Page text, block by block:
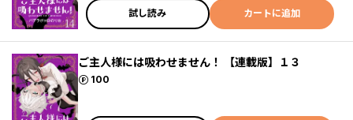
試し読み カートに追加
ご主人様には吸わせません！ 【連載版】１３
100
ポイント